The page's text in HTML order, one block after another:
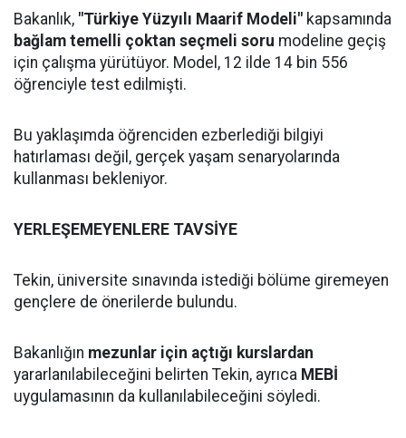
Bakanlık, "Türkiye Yüzyılı Maarif Modeli" kapsamında
bağlam temelli çoktan seçmeli soru modeline geçiş
için çalışma yürütüyor. Model, 12 ilde 14 bin 556
öğrenciyle test edilmişti.
Bu yaklaşımda öğrenciden ezberlediği bilgiyi
hatırlaması değil, gerçek yaşam senaryolarında
kullanması bekleniyor.
YERLEŞEMEYENLERE TAVSİYE
Tekin, üniversite sınavında istediği bölüme giremeyen
gençlere de önerilerde bulundu.
Bakanlığın mezunlar için açtığı kurslardan
yararlanılabileceğini belirten Tekin, ayrıca MEBİ
uygulamasının da kullanılabileceğini söyledi.